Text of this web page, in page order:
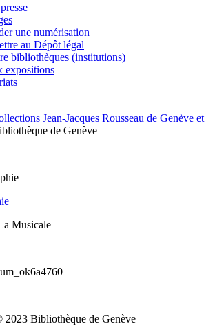
une numérisation
au Dépôt légal
bibliothèques (institutions)
expositions
2023 Bibliothèque de Genève